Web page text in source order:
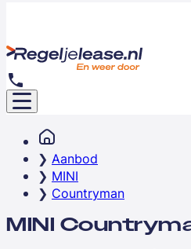
Aanbod
MINI
Countryman
MINI